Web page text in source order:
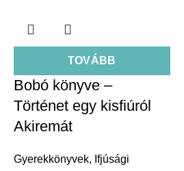
TOVÁBB
Bobó könyve –
Történet egy kisfiúról
Akiremát
Gyerekkönyvek, Ifjúsági